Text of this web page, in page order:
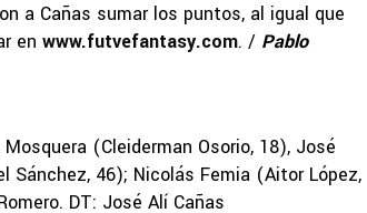
a Cañas sumar los puntos, al igual que
en www.futvefantasy.com. / Pablo
(Cleiderman Osorio, 18), José
Sánchez, 46); Nicolás Femia (Aitor López,
DT: José Alí Cañas